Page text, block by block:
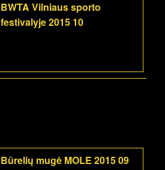
BWTA Vilniaus sporto
festivalyje 2015 10
Būrelių mugė MOLE 2015 09